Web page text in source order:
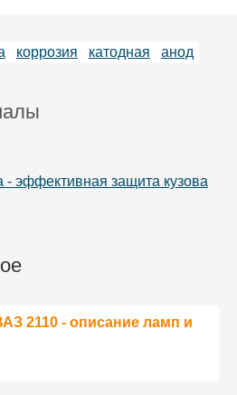
коррозия катодная анод
- эффективная защита кузова
2110 - описание ламп и